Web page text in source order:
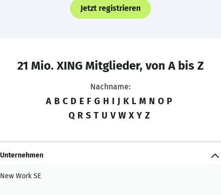
Jetzt registrieren
21 Mio. XING Mitglieder, von A bis Z
Nachname:
A B C D E F G H I J K L M N O P
Q R S T U V W X Y Z
Unternehmen
New Work SE